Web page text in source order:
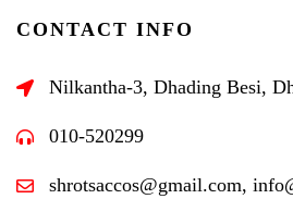
CONTACT INFO
Nilkantha-3, Dhading Besi,
010-520299
shrotsaccos@gmail.com,